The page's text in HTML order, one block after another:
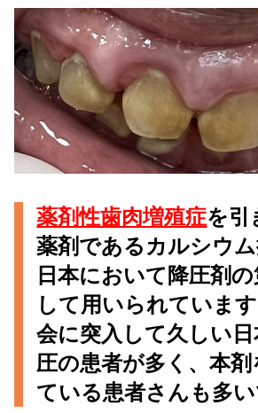
薬剤性歯肉増殖症を
薬剤であるカルシウム
日本において降圧剤
して用いられていま
会に突入して久しい
圧の患者が多く、本
ている患者さんも多い